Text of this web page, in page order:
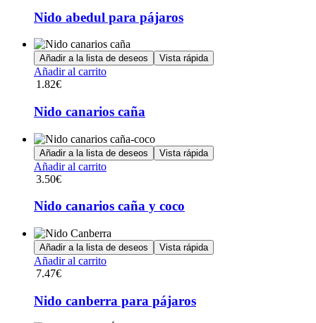
Nido abedul para pájaros
Añadir a la lista de deseos Vista rápida
Añadir al carrito
1.82€
Nido canarios caña
Añadir a la lista de deseos Vista rápida
Añadir al carrito
3.50€
Nido canarios caña y coco
Añadir a la lista de deseos Vista rápida
Añadir al carrito
7.47€
Nido canberra para pájaros